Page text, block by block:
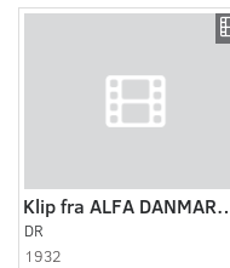
Klip fra ALFA
DR
1932